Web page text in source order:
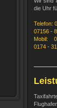
die Uhr
Telefon:
07156 -
Mobil:
0174 -